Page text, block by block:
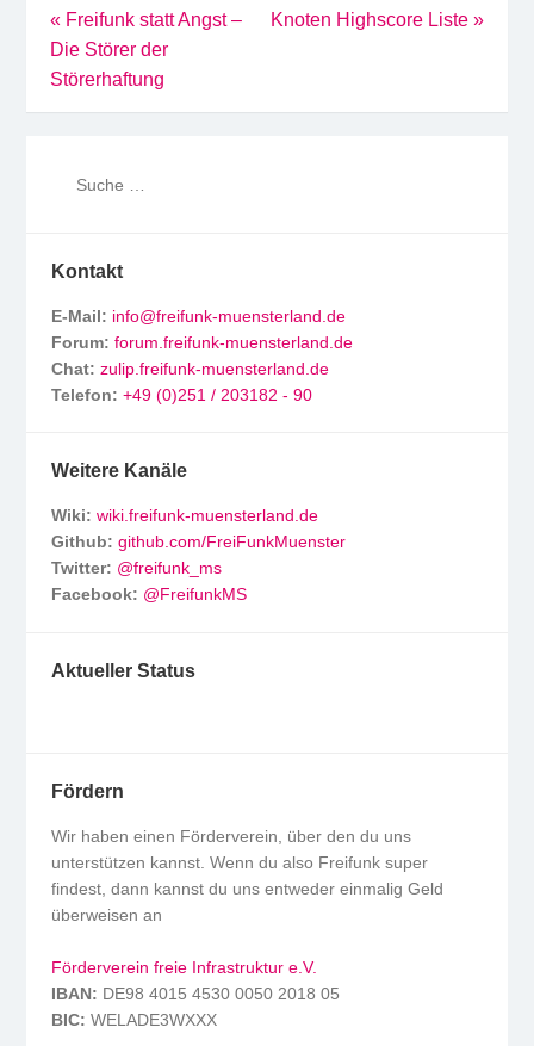
Beitragsnavigation
« Freifunk statt Angst –
Die Störer der
Störerhaftung
Knoten Highscore Liste»
Kontakt
E-Mail: info@freifunk-muensterland.de
Forum: forum.freifunk-muensterland.de
Chat: zulip.freifunk-muensterland.de
Telefon: +49 (0)251 / 203182 - 90
Weitere Kanäle
Wiki: wiki.freifunk-muensterland.de
Github: github.com/FreiFunkMuenster
Twitter: @freifunk_ms
Facebook: @FreifunkMS
Aktueller Status
Fördern
Wir haben einen Förderverein, über den du uns
unterstützen kannst. Wenn du also Freifunk super
findest, dann kannst du uns entweder einmalig Geld
überweisen an
Förderverein freie Infrastruktur e.V.
IBAN: DE98 4015 4530 0050 2018 05
BIC: WELADE3WXXX